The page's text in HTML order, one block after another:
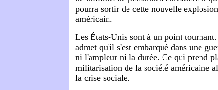
pourra sortir de cette nouvelle
américain.
Les États-Unis sont à un point
admet qu'il s'est embarqué dans une
ni l'ampleur ni la durée. Ce qui prend
militarisation de la société américaine
la crise sociale.